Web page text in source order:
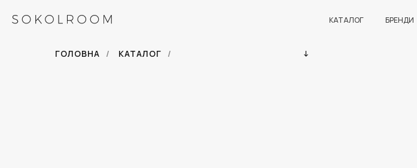
КАТАЛОГ БРЕНДИ
ГОЛОВНА / КАТАЛОГ /